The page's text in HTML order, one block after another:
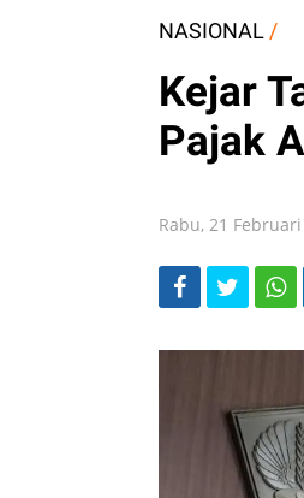
NASIONAL /
Kejar
Pajak
Rabu, 21